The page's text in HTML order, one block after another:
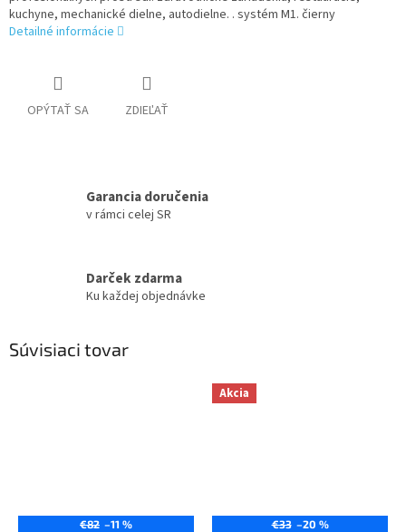
kuchyne, mechanické dielne, autodielne. . systém M1. čierny
Detailné informácie
OPÝTAŤ SA ZDIEĽAŤ
Garancia doručenia
v rámci celej SR
Darček zdarma
Ku každej objednávke
Súvisiaci tovar
€82 –11 %
Akcia
€33 –20 %